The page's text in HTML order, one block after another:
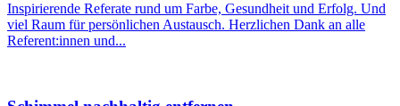
Inspirierende Referate rund um Farbe, Gesundheit und Erfolg. Und
viel Raum für persönlichen Austausch. Herzlichen Dank an alle
Referent:innen und...